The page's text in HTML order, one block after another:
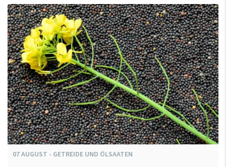
07AUGUST - GETREIDE UND ÖLSAATEN